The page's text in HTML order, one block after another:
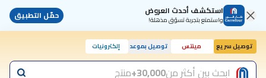
استكشف أحدث العروض
واستمتع بتجربة تسوّق مذهلة! حمّل التطبيق
توصيل سريع مينتس توصيل بموعد إلكترونيات
ابحث بين أكثر من30,000+ منتج